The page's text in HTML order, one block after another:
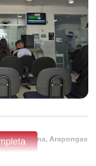
Apucarana, Arapongas